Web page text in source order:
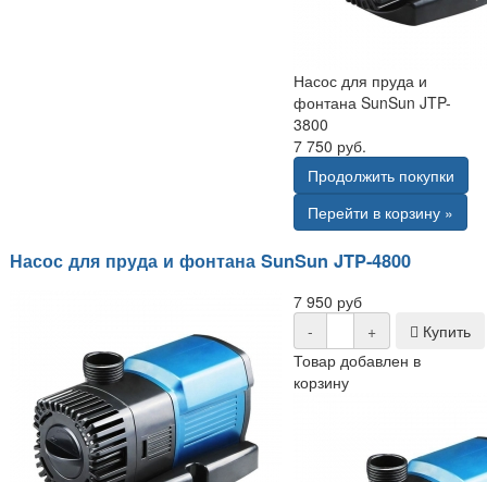
Насос для пруда и
фонтана SunSun JTP-
3800
7 750 руб.
Продолжить покупки
Перейти в корзину »
Насос для пруда и фонтана SunSun JTP-4800
7 950 руб
-
+
Купить
Товар добавлен в
корзину